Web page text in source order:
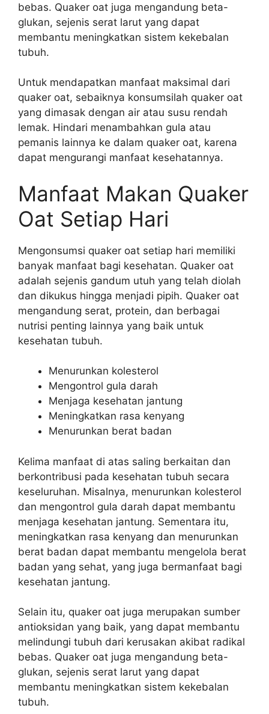
bebas. Quaker oat juga mengandung beta-
glukan, sejenis serat larut yang dapat
membantu meningkatkan sistem kekebalan
tubuh.
Untuk mendapatkan manfaat maksimal dari
quaker oat, sebaiknya konsumsilah quaker oat
yang dimasak dengan air atau susu rendah
lemak. Hindari menambahkan gula atau
pemanis lainnya ke dalam quaker oat, karena
dapat mengurangi manfaat kesehatannya.
Manfaat Makan Quaker
Oat Setiap Hari
Mengonsumsi quaker oat setiap hari memiliki
banyak manfaat bagi kesehatan. Quaker oat
adalah sejenis gandum utuh yang telah diolah
dan dikukus hingga menjadi pipih. Quaker oat
mengandung serat, protein, dan berbagai
nutrisi penting lainnya yang baik untuk
kesehatan tubuh.
Menurunkan kolesterol
Mengontrol gula darah
Menjaga kesehatan jantung
Meningkatkan rasa kenyang
Menurunkan berat badan
Kelima manfaat di atas saling berkaitan dan
berkontribusi pada kesehatan tubuh secara
keseluruhan. Misalnya, menurunkan kolesterol
dan mengontrol gula darah dapat membantu
menjaga kesehatan jantung. Sementara itu,
meningkatkan rasa kenyang dan menurunkan
berat badan dapat membantu mengelola berat
badan yang sehat, yang juga bermanfaat bagi
kesehatan jantung.
Selain itu, quaker oat juga merupakan sumber
antioksidan yang baik, yang dapat membantu
melindungi tubuh dari kerusakan akibat radikal
bebas. Quaker oat juga mengandung beta-
glukan, sejenis serat larut yang dapat
membantu meningkatkan sistem kekebalan
tubuh.